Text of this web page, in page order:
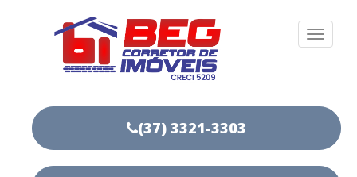
(37) 3321-3303